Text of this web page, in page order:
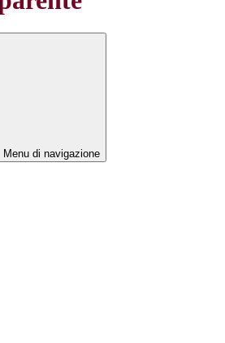
Menu di navigazione